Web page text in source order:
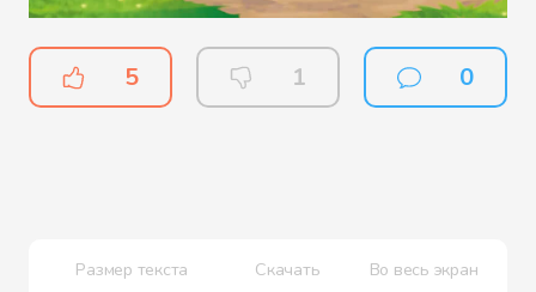
5 1 0
Размер текста Скачать Во весь экран